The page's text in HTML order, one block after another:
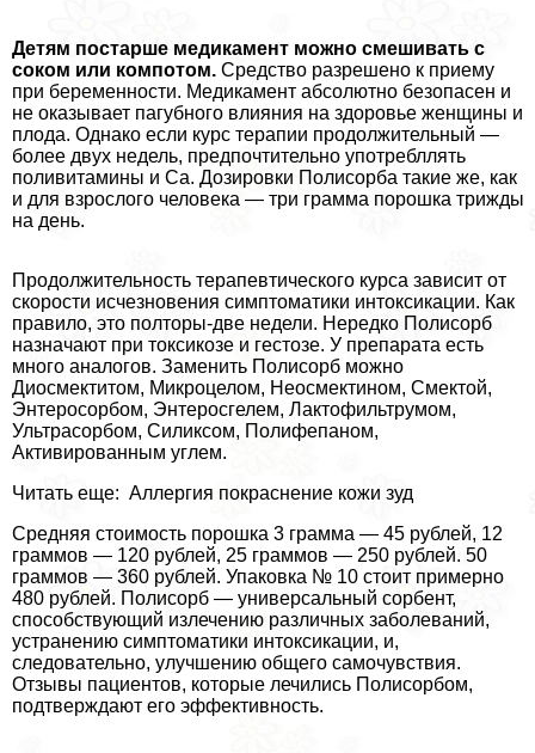
Детям постарше медикамент можно смешивать с
соком или компотом. Средство разрешено к приему
при беременности. Медикамент абсолютно безопасен и
не оказывает пагубного влияния на здоровье женщины и
плода. Однако если курс терапии продолжительный —
более двух недель, предпочтительно употрeбллять
поливитамины и Са. Дозировки Полисорба такие же, как
и для взрослого человека — три грамма порошка трижды
на день.
Продолжительность терапевтического курса зависит от
скорости исчезновения симптоматики интоксикации. Как
правило, это полторы-две недели. Нередко Полисорб
назначают при токсикозе и гестозе. У препарата есть
много аналогов. Заменить Полисорб можно
Диосмектитом, Микроцелом, Неосмектином, Смектой,
Энтеросорбом, Энтеросгелем, Лактофильтрумом,
Ультрасорбом, Силиксом, Полифепаном,
Активированным углем.
Читать еще: Аллергия покраснение кожи зуд
Средняя стоимость порошка 3 грамма — 45 рублей, 12
граммов — 120 рублей, 25 граммов — 250 рублей. 50
граммов — 360 рублей. Упаковка № 10 стоит примерно
480 рублей. Полисорб — универсальный сорбент,
способствующий излечению различных заболеваний,
устранению симптоматики интоксикации, и,
следовательно, улучшению общего самочувствия.
Отзывы пациентов, которые лечились Полисорбом,
подтверждают его эффективность.